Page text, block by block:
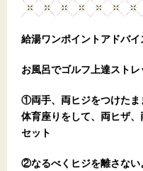
給湯ワンポイントアドバイ
お風呂でゴルフ上達ストレ
①両手、両ヒジをつけたま
体育座りをして、両ヒザ
セット
②なるべくヒジを離さない